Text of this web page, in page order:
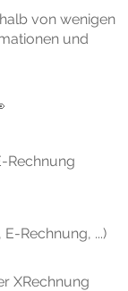
von wenigen
und
Rechnung
Rechnung, ...)
XRechnung